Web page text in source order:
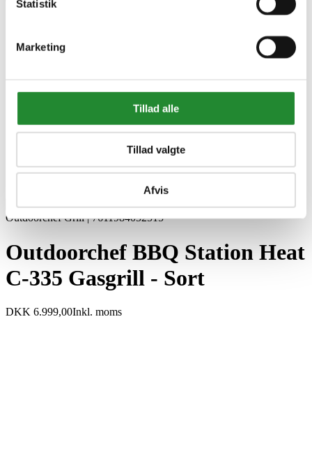
Statistik
Marketing
Tillad alle
Tillad valgte
Afvis
Outdoorchef BBQ Station Heat C-335 Gasgrill - Sort
Outdoorchef BBQ Station Heat
C-335 Gasgrill - Sort
DKK 6.999,00Inkl. moms